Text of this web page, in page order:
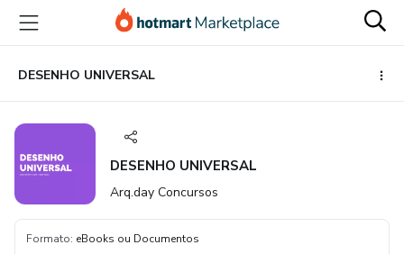
para
conteúdo
principal
para
pagamento
para
rodapé
DESENHO UNIVERSAL
DESENHO UNIVERSAL
Arq.day Concursos
Formato: eBooks ou Documentos